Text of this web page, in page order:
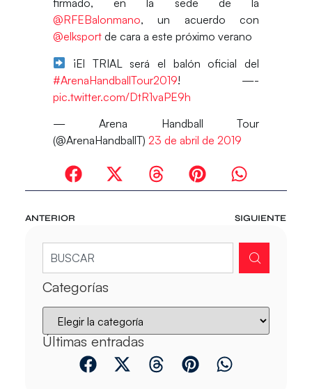
firmado, en la sede de la
@RFEBalonmano, un acuerdo con
@elksportde cara a este próximo verano
¡El TRIAL será el balón oficial del
#ArenaHandballTour2019! —-
pic.twitter.com/DtR1vaPE9h
— Arena Handball Tour
(@ArenaHandballT) 23 de abril de 2019
ANTERIOR SIGUIENTE
Categorías
Últimas entradas